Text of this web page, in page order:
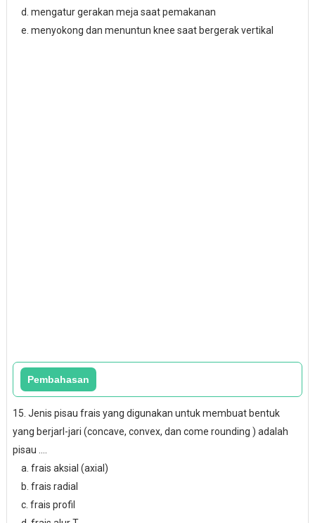
d. mengatur gerakan meja saat pemakanan
e. menyokong dan menuntun knee saat bergerak vertikal
15. Jenis pisau frais yang digunakan untuk membuat bentuk
yang berjarl-jari (concave, convex, dan come rounding ) adalah
pisau ....
a. frais aksial (axial)
b. frais radial
c. frais profil